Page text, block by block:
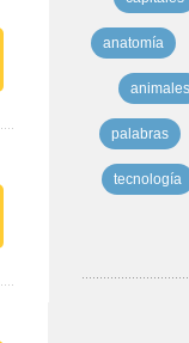
anatomía
animales
palabras
tecnología